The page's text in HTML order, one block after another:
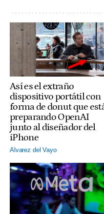
Así es el extraño
dispositivo portátil con
forma de donut que
preparando OpenAI
junto al diseñador del
iPhone
Alvarez del Vayo